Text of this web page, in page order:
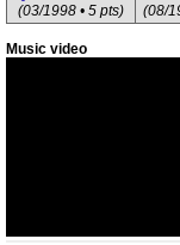
(03/1998 • 5 pts)
(08/
Music video